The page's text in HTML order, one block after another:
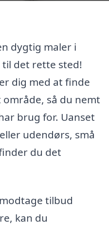
dygtig maler i
til det rette sted!
dig med at finde
så du nemt
brug for. Uanset
udendørs, små
du det
tilbud
kan du